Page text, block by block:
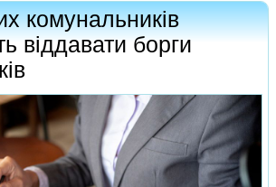
комунальників
віддавати борги